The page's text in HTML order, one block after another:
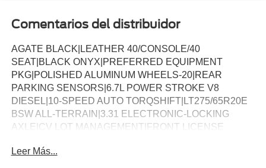
Comentarios del distribuidor
AGATE BLACK|LEATHER 40/CONSOLE/40
SEAT|BLACK ONYX|PREFERRED EQUIPMENT
PKG|POLISHED ALUMINUM WHEELS-20|REAR
PARKING SENSORS|6.7L POWER STROKE V8
DIESEL|10-SPEED AUTO TORQSHIFT|LT275/65R20E
BSW ALL-TERRAIN|3.31 ELECTRONIC-LOCKING
AXLE|CV LOT MANAGEMENT|FRONT LICENSE
MAT|FX4 OFF-ROAD PACKAGE|POWER RUNNING
Leer Más...